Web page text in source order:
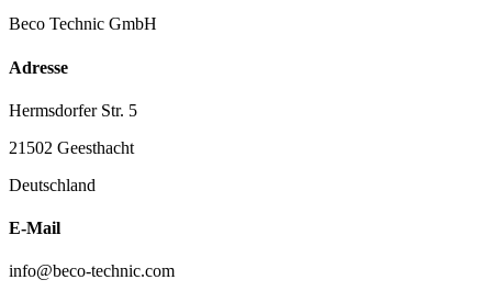
Beco Technic GmbH
Adresse
Hermsdorfer Str. 5
21502 Geesthacht
Deutschland
E-Mail
info@beco-technic.com